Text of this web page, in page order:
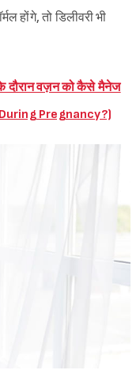
होंगे, तो डिलीवरी भी
दौरान वज़न को कैसे मैनेज
Pregnancy?)